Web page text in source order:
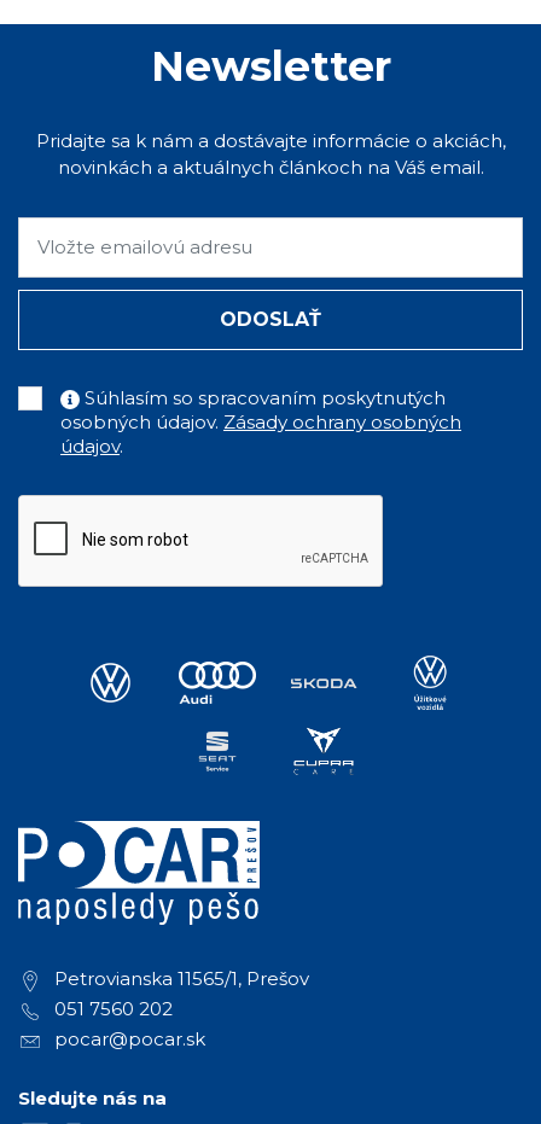
Newsletter
Pridajte sa k nám a dostávajte informácie o akciách,
novinkách a aktuálnych článkoch na Váš email.
ODOSLAŤ
Súhlasím so spracovaním poskytnutých
osobných údajov. Zásady ochrany osobných
údajov.
Petrovianska 11565/1, Prešov
051 7560 202
pocar@pocar.sk
Sledujte nás na